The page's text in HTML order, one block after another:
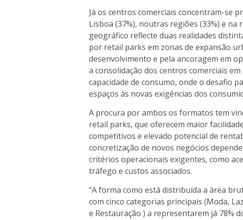
Já os centros comerciais concentram-se
Lisboa (37%), noutras regiões (33%) e na
geográfico reflecte duas realidades
por retail parks em zonas de expansão
desenvolvimento e pela ancoragem em
a consolidação dos centros comerciais
capacidade de consumo, onde o desafio
espaços às novas exigências dos
A procura por ambos os formatos tem
retail parks, que oferecem maior
competitivos e elevado potencial de
concretização de novos negócios
critérios operacionais exigentes, como
tráfego e custos associados.
“A forma como está distribuída a área
com cinco categorias principais (Moda,
e Restauração ) a representarem já 78%